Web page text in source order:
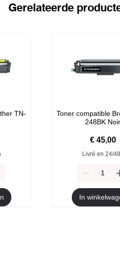
Gerelateerde
TN-
Toner compatible
248BK Noir
Prijs
€ 45,00
Livré en 24/
In